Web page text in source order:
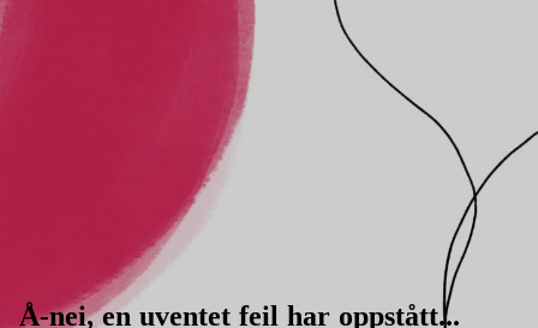
Å-nei, en uventet feil har oppstått...